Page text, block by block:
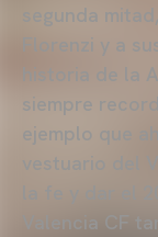
segunda
Florenzi y a
historia de la
siempre
ejemplo que
vestuario del
Valencia CF